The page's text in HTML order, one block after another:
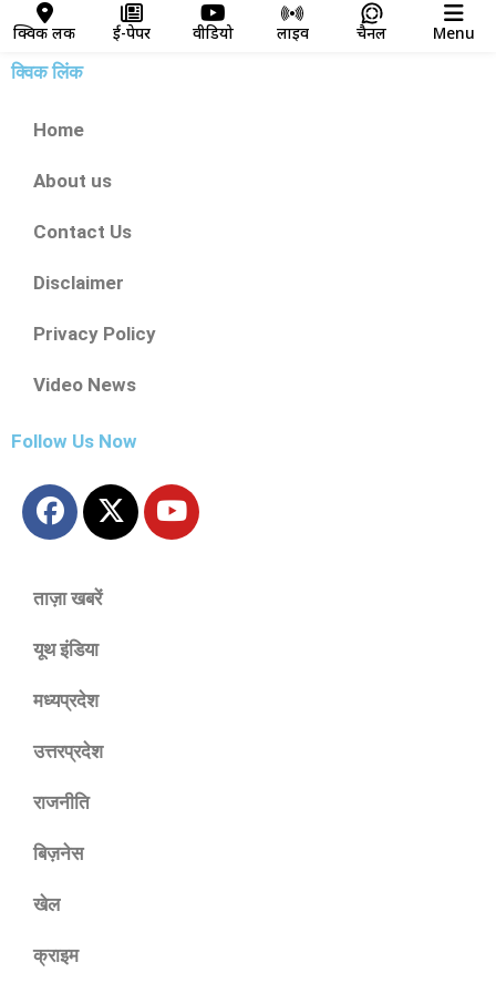
क्विक लिंक ई-पेपर वीडियो लाइव चैनल Menu
क्विक लिंक
Home
About us
Contact Us
Disclaimer
Privacy Policy
Video News
Follow Us Now
ताज़ा खबरें
यूथ इंडिया
मध्यप्रदेश
उत्तरप्रदेश
राजनीति
बिज़नेस
खेल
क्राइम